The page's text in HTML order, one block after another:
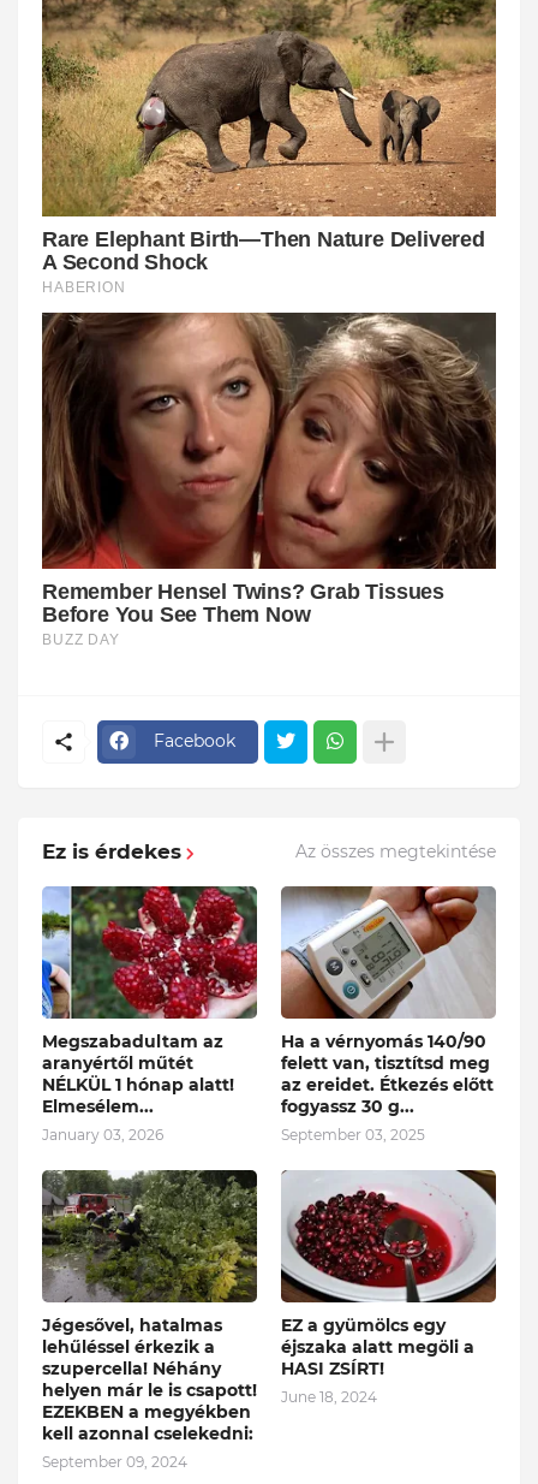
Facebook
Ez is érdekes Az összes megtekintése
Megszabadultam az
aranyértől műtét
NÉLKÜL 1 hónap alatt!
Elmesélem...
January 03, 2026
Ha a vérnyomás 140/90
felett van, tisztítsd meg
az ereidet. Étkezés előtt
fogyassz 30 g...
September 03, 2025
Jégesővel, hatalmas
lehűléssel érkezik a
szupercella! Néhány
helyen már le is csapott!
EZEKBEN a megyékben
kell azonnal cselekedni:
September 09, 2024
EZ a gyümölcs egy
éjszaka alatt megöli a
HASI ZSÍRT!
June 18, 2024